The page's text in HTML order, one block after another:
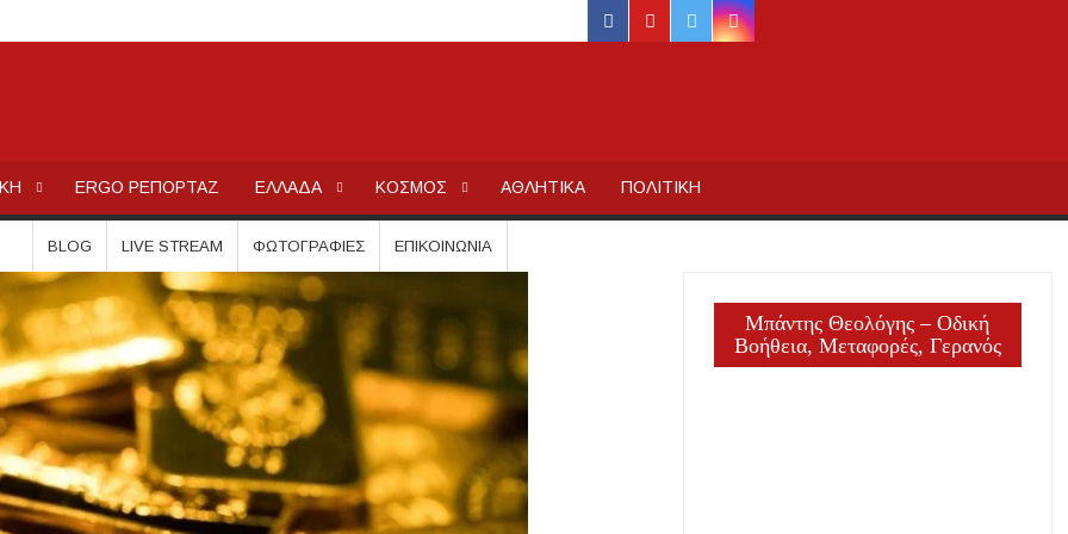
στον Πολύγυρο – Ένα σημαντικό βήμα για την πλήρη επαναλειτουργία
Βασίλειο και Αυστραλία
– Άμεση κινητοποίηση Λιμενικού και Πυροσβεστικής
ΓΙΑ ΤΗ ΔΙΑΒΡΩΣΗ, ΟΧΙ ΑΠΟΣΠΑΣΜΑΤΙΚΕΣ ΠΑΡΕΜΒΑΣΕΙΣ
εργασίας στον Δήμο Αριστοτέλη – Ποιες ειδικότητες ζητούνται
να οδηγήσει τζετ σκι
πριν τις 8 το βράδυ
facebook
youtubetwitterinstagram
ERGO ΡΕΠΟΡΤΑΖ ΕΛΛΑΔΑ ΚΟΣΜΟΣ ΑΘΛΗΤΙΚΑ ΠΟΛΙΤΙΚΗ
BLOG LIVE STREAM ΦΩΤΟΓΡΑΦΊΕΣ ΕΠΙΚΟΙΝΩΝΊΑ
Μπάντης Θεολόγης – Οδική
Βοήθεια, Μεταφορές, Γερανός